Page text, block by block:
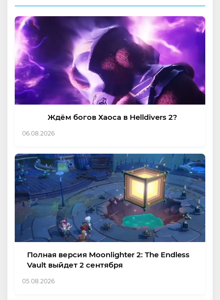
Ждём богов Хаоса в Helldivers 2?
06.08.2026
Полная версия Moonlighter 2: The Endless
Vault выйдет 2 сентября
05.08.2026